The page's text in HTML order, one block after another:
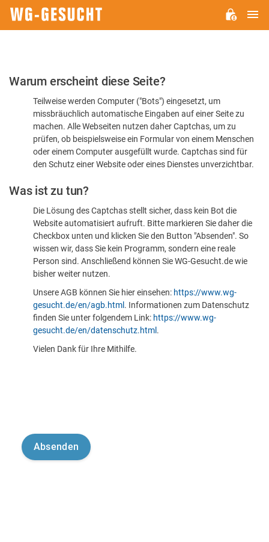
Bitte
dass
sind
Warum erscheint diese Seite?
Teilweise werden Computer ("Bots") eingesetzt, um
missbräuchlich automatische Eingaben auf einer Seite zu
machen. Alle Webseiten nutzen daher Captchas, um zu
prüfen, ob beispielsweise ein Formular von einem Menschen
oder einem Computer ausgefüllt wurde. Captchas sind für
den Schutz einer Website oder eines Dienstes unverzichtbar.
Was ist zu tun?
Die Lösung des Captchas stellt sicher, dass kein Bot die
Website automatisiert aufruft. Bitte markieren Sie daher die
Checkbox unten und klicken Sie den Button "Absenden". So
wissen wir, dass Sie kein Programm, sondern eine reale
Person sind. Anschließend können Sie WG-Gesucht.de wie
bisher weiter nutzen.
Unsere AGB können Sie hier einsehen: https://www.wg-
gesucht.de/en/agb.html . Informationen zum Datenschutz
finden Sie unter folgendem Link: https://www.wg-
gesucht.de/en/datenschutz.html .
Vielen Dank für Ihre Mithilfe.